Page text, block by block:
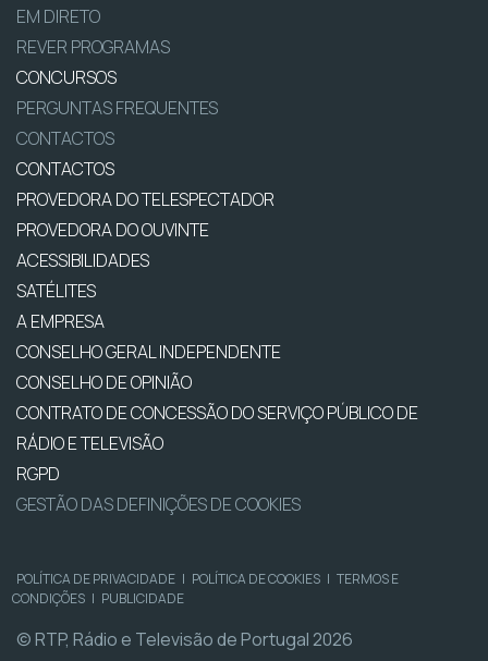
EM DIRETO
REVER PROGRAMAS
CONCURSOS
PERGUNTAS FREQUENTES
CONTACTOS
CONTACTOS
PROVEDORA DO TELESPECTADOR
PROVEDORA DO OUVINTE
ACESSIBILIDADES
SATÉLITES
A EMPRESA
CONSELHO GERAL INDEPENDENTE
CONSELHO DE OPINIÃO
CONTRATO DE CONCESSÃO DO SERVIÇO PÚBLICO DE
RÁDIO E TELEVISÃO
RGPD
GESTÃO DAS DEFINIÇÕES DE COOKIES
POLÍTICA DE PRIVACIDADE | POLÍTICA DE COOKIES | TERMOS E
CONDIÇÕES | PUBLICIDADE
© RTP, Rádio e Televisão de Portugal 2026